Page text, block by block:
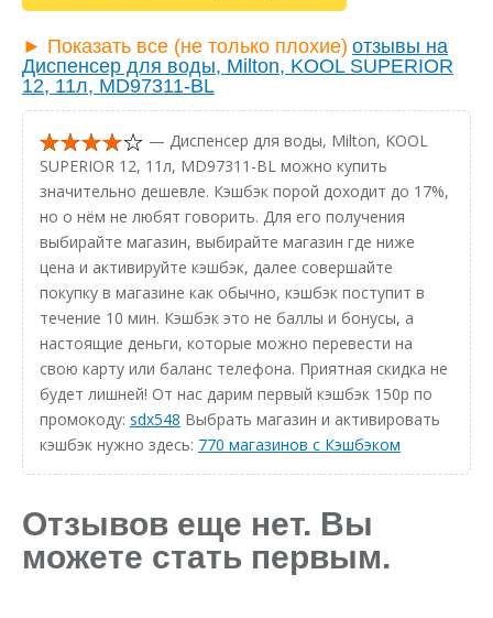
► Показать все (не только плохие) отзывы на
Диспенсер для воды, Milton, KOOL SUPERIOR
12, 11л, MD97311-BL
— Диспенсер для воды, Milton, KOOL
SUPERIOR 12, 11л, MD97311-BL можно купить
значительно дешевле. Кэшбэк порой доходит до 17%,
но о нём не любят говорить. Для его получения
выбирайте магазин, выбирайте магазин где ниже
цена и активируйте кэшбэк, далее совершайте
покупку в магазине как обычно, кэшбэк поступит в
течение 10 мин. Кэшбэк это не баллы и бонусы, а
настоящие деньги, которые можно перевести на
свою карту или баланс телефона. Приятная скидка не
будет лишней! От нас дарим первый кэшбэк 150р по
промокоду: sdx548 Выбрать магазин и активировать
кэшбэк нужно здесь: 770 магазинов с Кэшбэком
Отзывов еще нет. Вы
можете стать первым.